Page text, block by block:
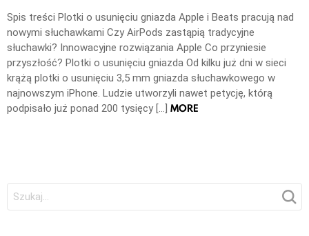
Spis treści Plotki o usunięciu gniazda Apple i Beats pracują nad
nowymi słuchawkami Czy AirPods zastąpią tradycyjne
słuchawki? Innowacyjne rozwiązania Apple Co przyniesie
przyszłość? Plotki o usunięciu gniazda Od kilku już dni w sieci
krążą plotki o usunięciu 3,5 mm gniazda słuchawkowego w
najnowszym iPhone. Ludzie utworzyli nawet petycję, którą
podpisało już ponad 200 tysięcy […] MORE